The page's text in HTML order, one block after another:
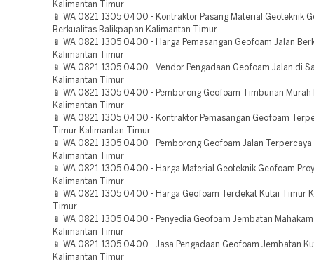
Kalimantan Timur
📱 WA 0821 1305 0400 - Kontraktor Pasang Material Geoteknik
Berkualitas Balikpapan Kalimantan Timur
📱 WA 0821 1305 0400 - Harga Pemasangan Geofoam Jalan
Kalimantan Timur
📱 WA 0821 1305 0400 - Vendor Pengadaan Geofoam Jalan di
Kalimantan Timur
📱 WA 0821 1305 0400 - Pemborong Geofoam Timbunan Murah
Kalimantan Timur
📱 WA 0821 1305 0400 - Kontraktor Pemasangan Geofoam
Timur Kalimantan Timur
📱 WA 0821 1305 0400 - Pemborong Geofoam Jalan Terpercaya
Kalimantan Timur
📱 WA 0821 1305 0400 - Harga Material Geoteknik Geofoam
Kalimantan Timur
📱 WA 0821 1305 0400 - Harga Geofoam Terdekat Kutai Timur
Timur
📱 WA 0821 1305 0400 - Penyedia Geofoam Jembatan
Kalimantan Timur
📱 WA 0821 1305 0400 - Jasa Pengadaan Geofoam Jembatan
Kalimantan Timur